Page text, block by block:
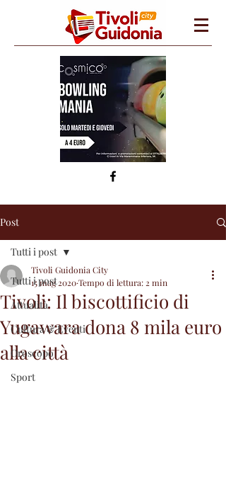
Post
Tutti i post
Attualità
Cultura & Eventi
Oroscopo
Sport
Tutti i post
Tivoli: Il biscottificio di
Yugawara dona 8 mila euro
alla città
Tivoli Guidonia City
15 mag 2020Tempo di lettura: 2 min